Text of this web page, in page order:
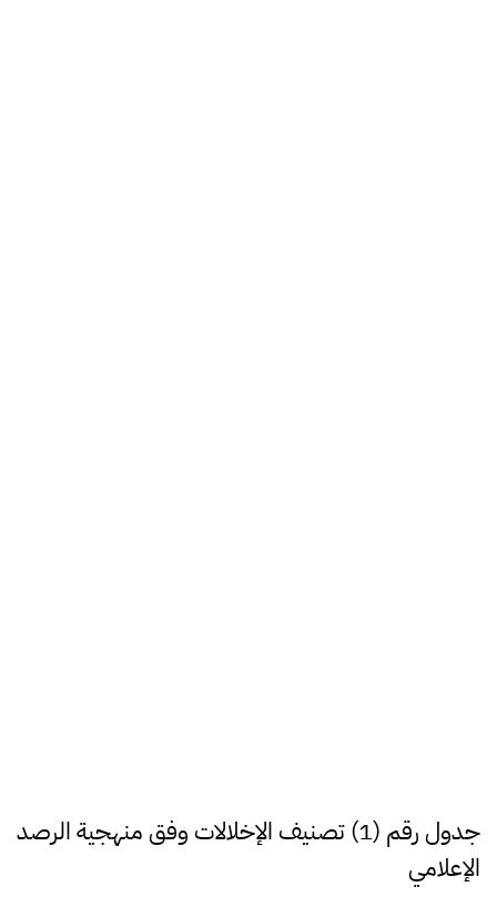
جدول رقم (1) تصنيف الإخلالات وفق منهجية الرصد
الإعلامي